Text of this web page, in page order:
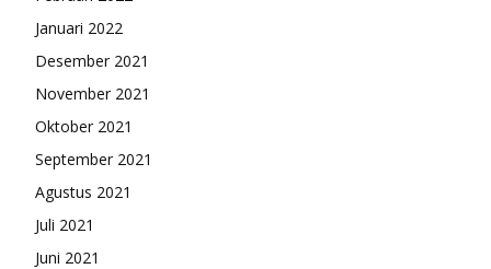
Januari 2022
Desember 2021
November 2021
Oktober 2021
September 2021
Agustus 2021
Juli 2021
Juni 2021